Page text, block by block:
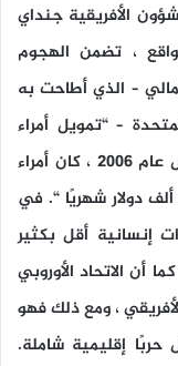
الأفريقية جنداي
، تضمن الهجوم
– الذي أطاحت به
– “تمويل أمراء
الحرب لملاحقة الإرهابيين نيابة عنه. بحلول عام 2006 ، كان أمراء
الحرب المجندين يحصلون على حوالي 150 ألف دولار شهريًا “. في
إنسانية أقل بكثير
أن الاتحاد الأوروبي
، ومع ذلك فهو
إقليمية شاملة.